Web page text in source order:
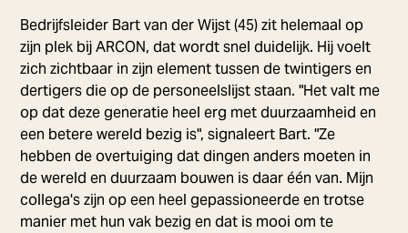
Bedrijfsleider Bart van der Wijst (45) zit helemaal op
zijn plek bij ARCON, dat wordt snel duidelijk. Hij voelt
zich zichtbaar in zijn element tussen de twintigers en
dertigers die op de personeelslijst staan. "Het valt me
op dat deze generatie heel erg met duurzaamheid en
een betere wereld bezig is", signaleert Bart. "Ze
hebben de overtuiging dat dingen anders moeten in
de wereld en duurzaam bouwen is daar één van. Mijn
collega's zijn op een heel gepassioneerde en trotse
manier met hun vak bezig en dat is mooi om te